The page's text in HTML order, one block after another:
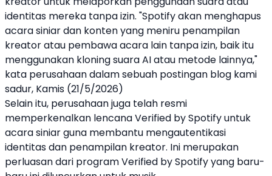
identitas mereka tanpa izin. "Spotifyakan menghapus
acarasiniardan konten yang meniru penampilan
kreator atau pembawa acara lain tanpa izin, baik itu
menggunakan kloning suara AI atau metode lainnya,"
kata perusahaan dalam sebuah postingan blog kami
sadur, Kamis (21/5/2026)
Selain itu, perusahaan juga telah resmi
memperkenalkan lencana Verified bySpotifyuntuk
acarasiniarguna membantu mengautentikasi
identitas dan penampilan kreator. Ini merupakan
perluasan dari program Verified bySpotifyyang baru-